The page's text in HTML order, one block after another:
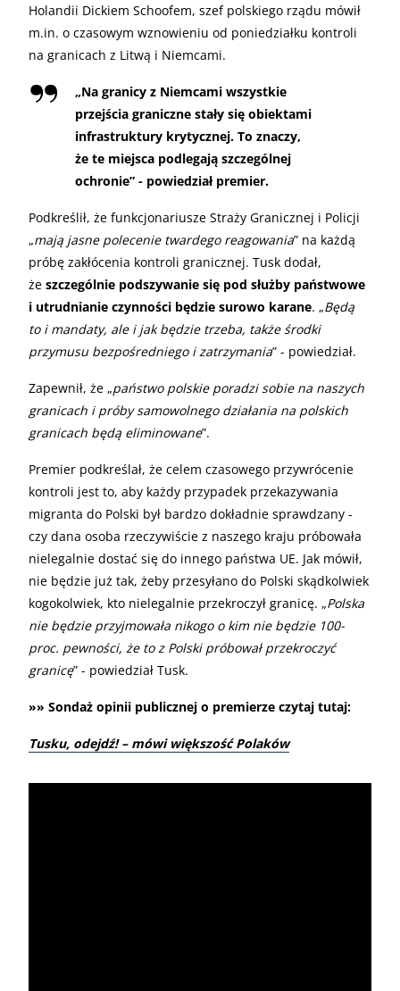
Holandii Dickiem Schoofem, szef polskiego rządu mówił
m.in. o czasowym wznowieniu od poniedziałku kontroli
na granicach z Litwą i Niemcami.
„Na granicy z Niemcami wszystkie
przejścia graniczne stały się obiektami
infrastruktury krytycznej. To znaczy,
że te miejsca podlegają szczególnej
ochronie” - powiedział premier.
Podkreślił, że funkcjonariusze Straży Granicznej i Policji
„mają jasne polecenie twardego reagowania” na każdą
próbę zakłócenia kontroli granicznej. Tusk dodał,
że szczególnie podszywanie się pod służby państwowe
i utrudnianie czynności będzie surowo karane. „Będą
to i mandaty, ale i jak będzie trzeba, także środki
przymusu bezpośredniego i zatrzymania” - powiedział.
Zapewnił, że „państwo polskie poradzi sobie na naszych
granicach i próby samowolnego działania na polskich
granicach będą eliminowane”.
Premier podkreślał, że celem czasowego przywrócenie
kontroli jest to, aby każdy przypadek przekazywania
migranta do Polski był bardzo dokładnie sprawdzany -
czy dana osoba rzeczywiście z naszego kraju próbowała
nielegalnie dostać się do innego państwa UE. Jak mówił,
nie będzie już tak, żeby przesyłano do Polski skądkolwiek
kogokolwiek, kto nielegalnie przekroczył granicę. „Polska
nie będzie przyjmowała nikogo o kim nie będzie 100-
proc. pewności, że to z Polski próbował przekroczyć
granicę” - powiedział Tusk.
»» Sondaż opinii publicznej o premierze czytaj tutaj:
Tusku, odejdź! – mówi większość Polaków